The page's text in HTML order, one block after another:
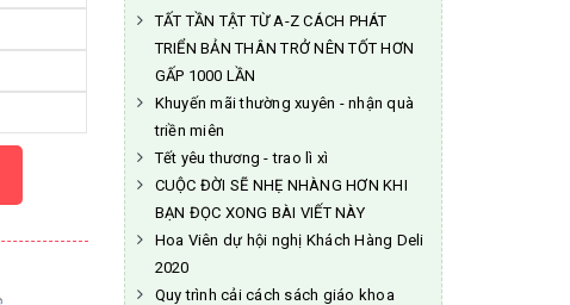
TẤT TẦN TẬT TỪ A-Z CÁCH PHÁT
TRIỂN BẢN THÂN TRỞ NÊN TỐT HƠN
GẤP 1000 LẦN
Khuyến mãi thường xuyên - nhận quà
triền miên
Tết yêu thương - trao lì xì
CUỘC ĐỜI SẼ NHẸ NHÀNG HƠN KHI
BẠN ĐỌC XONG BÀI VIẾT NÀY
Hoa Viên dự hội nghị Khách Hàng Deli
2020
Quy trình cải cách sách giáo khoa